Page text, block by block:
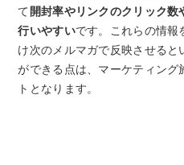
て 開封率やリンクのクリック
行いやすいです。これらの情報
け次のメルマガで反映させると
ができる点は、マーケティング
トとなります。